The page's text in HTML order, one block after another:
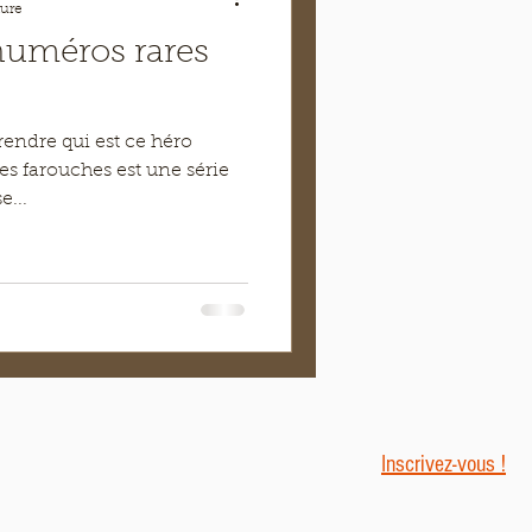
rares
qui est ce héro
farouches est une série
Inscrivez-vous !